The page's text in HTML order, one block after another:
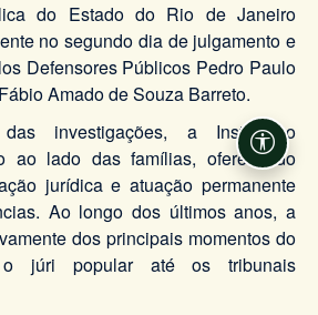
do Estado do Rio de Janeiro
no segundo dia de julgamento e
Defensores Públicos Pedro Paulo
Amado de Souza Barreto.
investigações, a Instituição
ao lado das famílias, oferecendo
jurídica e atuação permanente
Ao longo dos últimos anos, a
dos principais momentos do
o júri popular até os tribunais